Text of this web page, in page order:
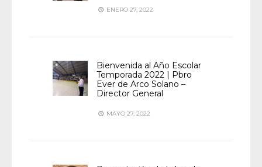
ENERO 27, 2022
Bienvenida al Año Escolar
Temporada 2022 | Pbro
Ever de Arco Solano –
Director General
MAYO 27, 2022